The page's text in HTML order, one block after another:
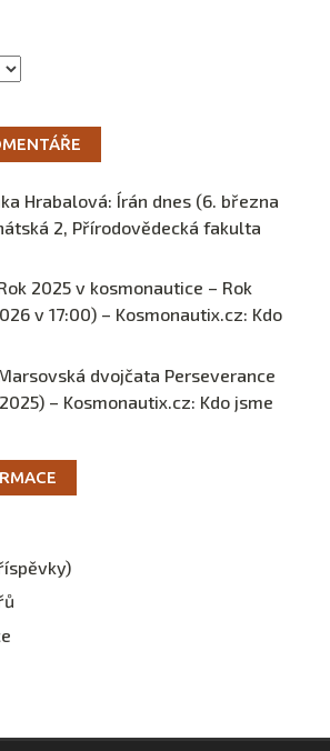
Hrabalová: Írán dnes (6. března
2, Přírodovědecká fakulta
2025 v kosmonautice – Rok
v 17:00) – Kosmonautix.cz: Kdo
dvojčata Perseverance
– Kosmonautix.cz: Kdo jsme